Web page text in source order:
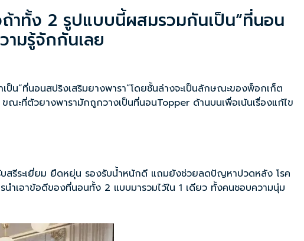
าทั้ง 2 รูปแบบนี้ผสมรวมกันเป็น“ที่นอน
ามรู้จักกันเลย
น“ที่นอนสปริงเสริมยางพารา”โดยชั้นล่างจะเป็นลักษณะของพ็อกเก็ต
ะที่ตัวยางพารามักถูกวางเป็นที่นอนTopper ด้านบนเพื่อเน้นเรื่องแก้ไข
สรีระเยี่ยม ยืดหยุ่น รองรับน้ำหนักดี แถมยังช่วยลดปัญหาปวดหลัง โรค
นำเอาข้อดีของที่นอนทั้ง 2 แบบมารวมไว้ใน 1 เดียว ทั้งคนชอบความนุ่ม